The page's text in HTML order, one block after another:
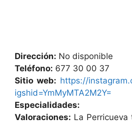
Dirección: No disponible
Teléfono: 677 30 00 37
Sitio web: https://
igshid=YmMyMTA2M2Y=
Especialidades:
Valoraciones: La